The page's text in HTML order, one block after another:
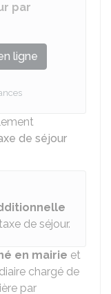
par
ligne
de séjour
de séjour.
en mairie et
chargé de
par